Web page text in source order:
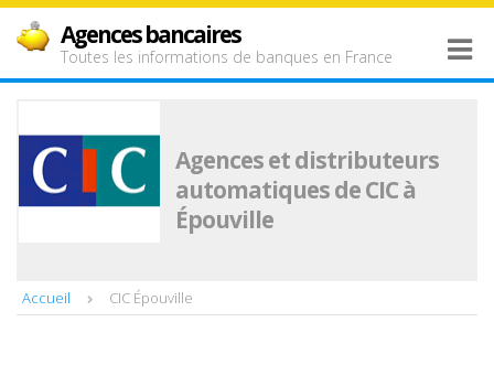
Agences bancaires
Toutes les informations de banques en France
Agences et distributeurs
automatiques de CIC à
Épouville
Accueil CIC Épouville